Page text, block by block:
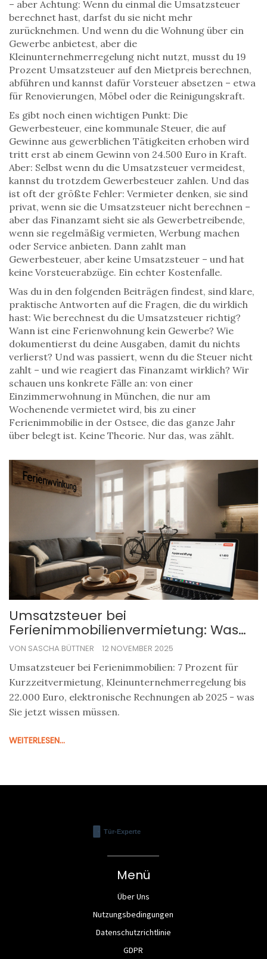
– aber Achtung: Wenn du einmal die Umsatzsteuer
berechnet hast, darfst du sie nicht mehr
zurücknehmen. Und wenn du die Wohnung über ein
Gewerbe anbietest, aber die
Kleinunternehmerregelung nicht nutzt, musst du 19
Prozent Umsatzsteuer auf den Mietpreis berechnen,
abführen und kannst dafür Vorsteuer absetzen – etwa
für Renovierungen, Möbel oder die Reinigungskraft.
Es gibt noch einen wichtigen Punkt: Die
Gewerbesteuer, eine kommunale Steuer, die auf
Gewinne aus gewerblichen Tätigkeiten erhoben wird
tritt erst ab einem Gewinn von 24.500 Euro in Kraft.
Aber: Selbst wenn du die Umsatzsteuer vermeidest,
kannst du trotzdem Gewerbesteuer zahlen. Und das
ist oft der größte Fehler: Vermieter denken, sie sind
privat, wenn sie die Umsatzsteuer nicht berechnen –
aber das Finanzamt sieht sie als Gewerbetreibende,
wenn sie regelmäßig vermieten, Werbung machen
oder Service anbieten. Dann zahlt man
Gewerbesteuer, aber keine Umsatzsteuer – und hat
keine Vorsteuerabzüge. Ein echter Kostenfalle.
Was du in den folgenden Beiträgen findest, sind klare,
praktische Antworten auf die Fragen, die du wirklich
hast: Wie berechnest du die Umsatzsteuer richtig?
Wann ist eine Ferienwohnung kein Gewerbe? Wie
dokumentierst du deine Ausgaben, damit du nichts
verlierst? Und was passiert, wenn du die Steuer nicht
zahlt – und wie reagiert das Finanzamt wirklich? Wir
schauen uns konkrete Fälle an: von einer
Einzimmerwohnung in München, die nur am
Wochenende vermietet wird, bis zu einer
Ferienimmobilie in der Ostsee, die das ganze Jahr
über belegt ist. Keine Theorie. Nur das, was zählt.
Umsatzsteuer bei
Ferienimmobilienvermietung: Was
Sie jetzt wissen müssen
VON SASCHA BÜTTNER 12 NOVEMBER 2025
Umsatzsteuer bei Ferienimmobilien: 7 Prozent für
Kurzzeitvermietung, Kleinunternehmerregelung bis
22.000 Euro, elektronische Rechnungen ab 2025 - was
Sie jetzt wissen müssen.
WEITERLESEN...
Menü
Über Uns
Nutzungsbedingungen
Datenschutzrichtlinie
GDPR